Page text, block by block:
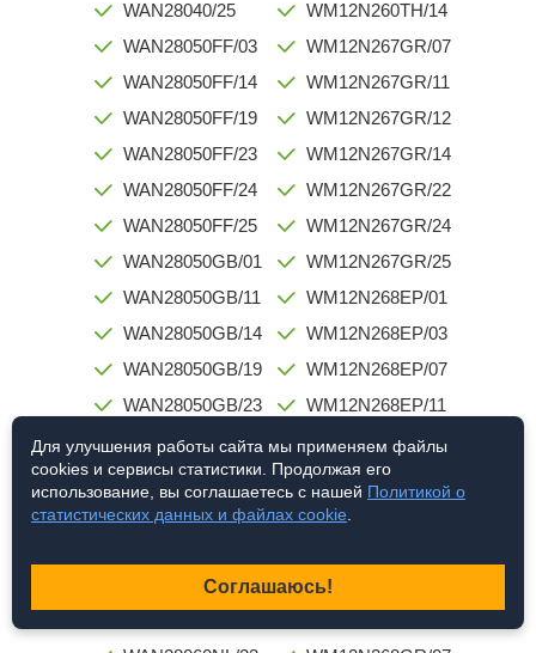
WAN28040/25
WAN28050FF/03
WAN28050FF/14
WAN28050FF/19
WAN28050FF/23
WAN28050FF/24
WAN28050FF/25
WAN28050GB/01
WAN28050GB/11
WAN28050GB/14
WAN28050GB/19
WAN28050GB/23
WAN28050GB/25
WAN28060/03
WAN28060/14
WAN28060NL/03
WM12N260TH/14
WM12N267GR/07
WM12N267GR/11
WM12N267GR/12
WM12N267GR/14
WM12N267GR/22
WM12N267GR/24
WM12N267GR/25
WM12N268EP/01
WM12N268EP/03
WM12N268EP/07
WM12N268EP/11
WM12N268EP/12
WM12N268EP/14
WM12N268EP/22
WM12N268EP/25
Для улучшения работы сайта мы применяем файлы
cookies и сервисы статистики. Продолжая его
использование, вы соглашаетесь с нашей Политикой о
статистических данных и файлах cookie
Соглашаюсь!